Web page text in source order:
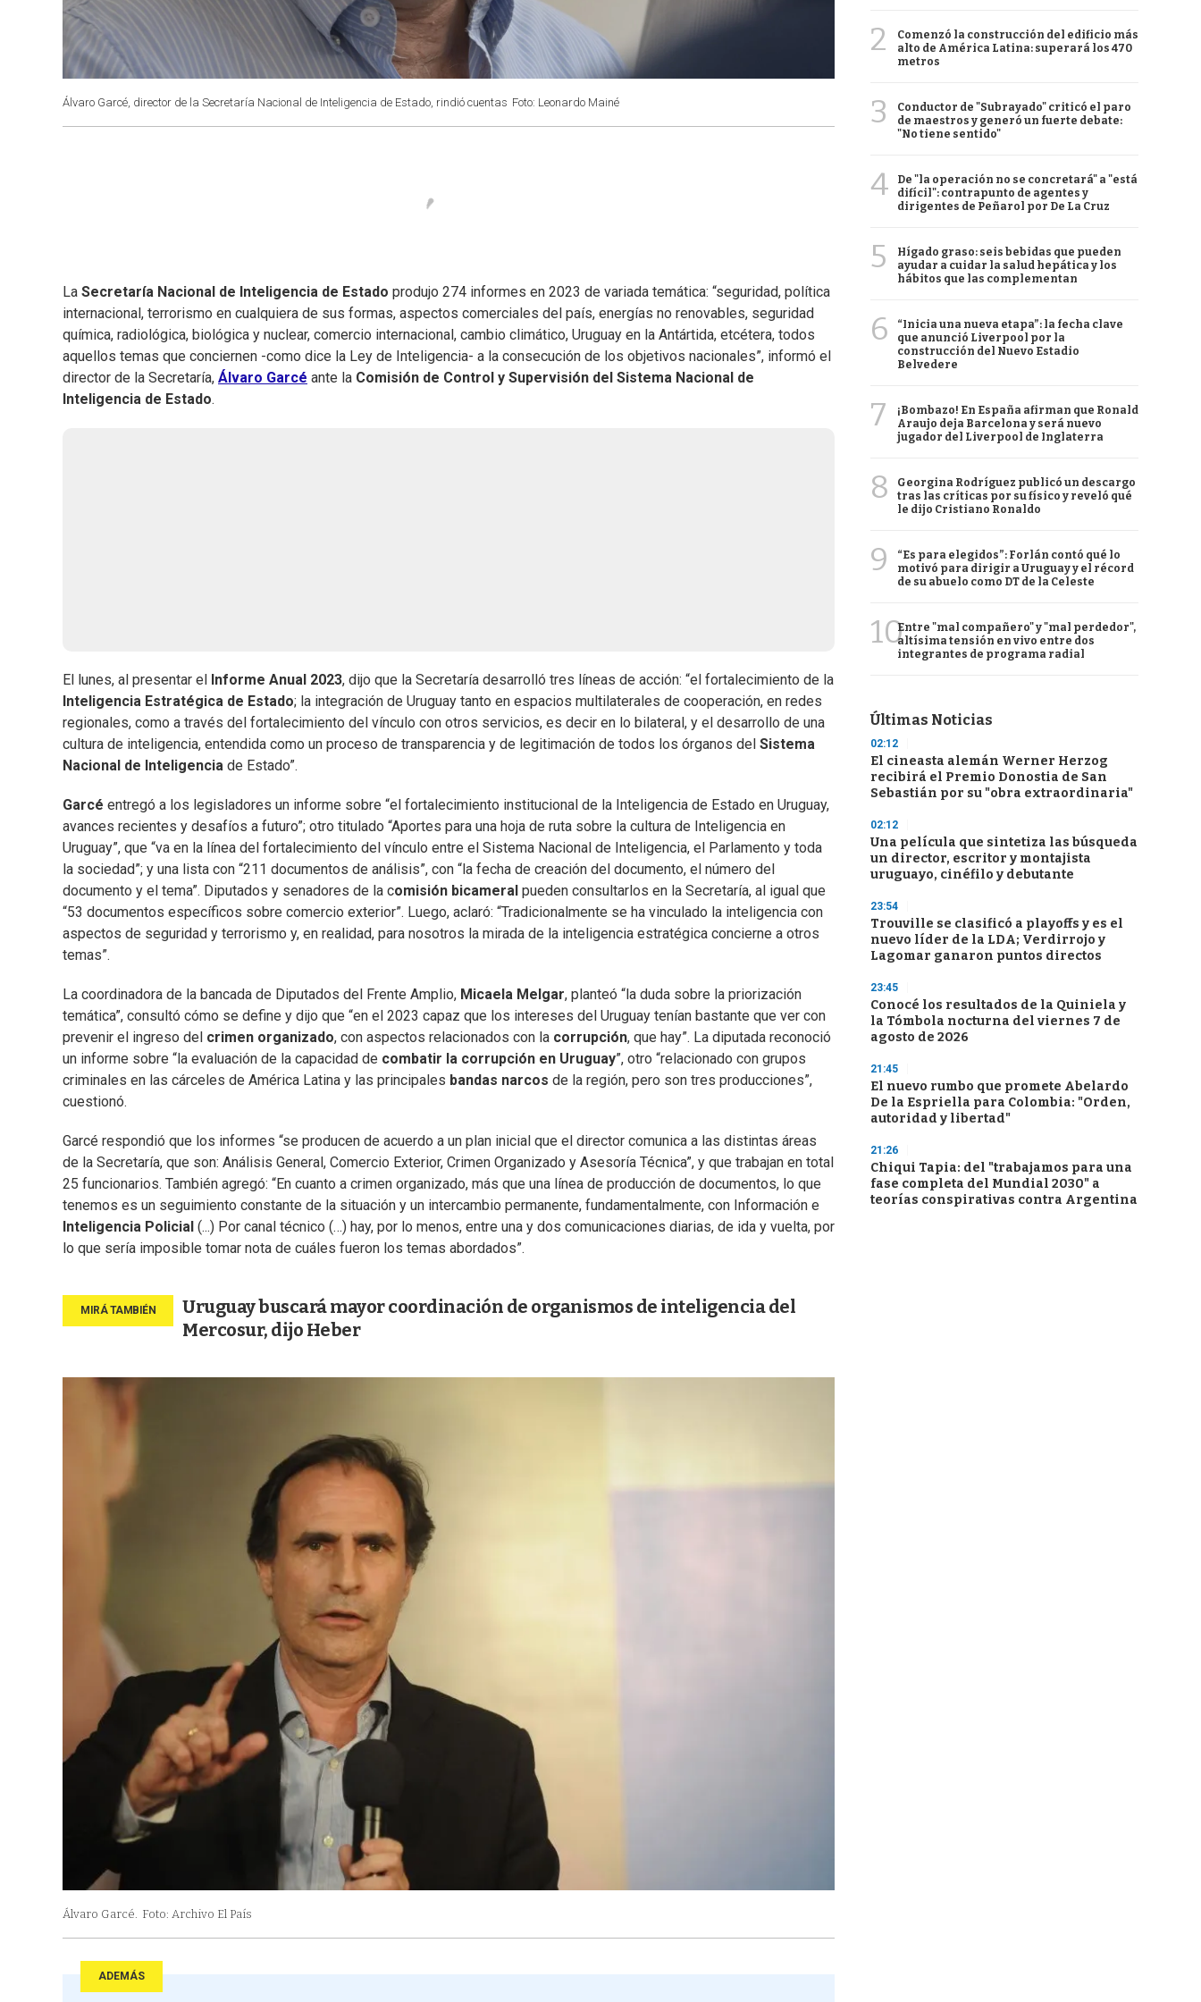
Álvaro Garcé, director de la Secretaría Nacional de Inteligencia de Estado, rindió cuentas Foto: Leonardo Mainé
La Secretaría Nacional de Inteligencia de Estado produjo 274 informes en 2023 de variada temática: “seguridad, política
internacional, terrorismo en cualquiera de sus formas, aspectos comerciales del país, energías no renovables, seguridad
química, radiológica, biológica y nuclear, comercio internacional, cambio climático, Uruguay en la Antártida, etcétera, todos
aquellos temas que conciernen -como dice la Ley de Inteligencia- a la consecución de los objetivos nacionales”, informó el
director de la Secretaría, Álvaro Garcé ante la Comisión de Control y Supervisión del Sistema Nacional de
Inteligencia de Estado.
El lunes, al presentar el Informe Anual 2023, dijo que la Secretaría desarrolló tres líneas de acción: “el fortalecimiento de la
Inteligencia Estratégica de Estado; la integración de Uruguay tanto en espacios multilaterales de cooperación, en redes
regionales, como a través del fortalecimiento del vínculo con otros servicios, es decir en lo bilateral, y el desarrollo de una
cultura de inteligencia, entendida como un proceso de transparencia y de legitimación de todos los órganos del Sistema
Nacional de Inteligencia de Estado”.
Garcé entregó a los legisladores un informe sobre “el fortalecimiento institucional de la Inteligencia de Estado en Uruguay,
avances recientes y desafíos a futuro”; otro titulado “Aportes para una hoja de ruta sobre la cultura de Inteligencia en
Uruguay”, que “va en la línea del fortalecimiento del vínculo entre el Sistema Nacional de Inteligencia, el Parlamento y toda
la sociedad”; y una lista con “211 documentos de análisis”, con “la fecha de creación del documento, el número del
documento y el tema”. Diputados y senadores de la comisión bicameral pueden consultarlos en la Secretaría, al igual que
“53 documentos específicos sobre comercio exterior”. Luego, aclaró: “Tradicionalmente se ha vinculado la inteligencia con
aspectos de seguridad y terrorismo y, en realidad, para nosotros la mirada de la inteligencia estratégica concierne a otros
temas”.
La coordinadora de la bancada de Diputados del Frente Amplio, Micaela Melgar, planteó “la duda sobre la priorización
temática”, consultó cómo se define y dijo que “en el 2023 capaz que los intereses del Uruguay tenían bastante que ver con
prevenir el ingreso del crimen organizado, con aspectos relacionados con la corrupción, que hay”. La diputada reconoció
un informe sobre “la evaluación de la capacidad de combatir la corrupción en Uruguay”, otro “relacionado con grupos
criminales en las cárceles de América Latina y las principales bandas narcos de la región, pero son tres producciones”,
cuestionó.
Garcé respondió que los informes “se producen de acuerdo a un plan inicial que el director comunica a las distintas áreas
de la Secretaría, que son: Análisis General, Comercio Exterior, Crimen Organizado y Asesoría Técnica”, y que trabajan en total
25 funcionarios. También agregó: “En cuanto a crimen organizado, más que una línea de producción de documentos, lo que
tenemos es un seguimiento constante de la situación y un intercambio permanente, fundamentalmente, con Información e
Inteligencia Policial (...) Por canal técnico (…) hay, por lo menos, entre una y dos comunicaciones diarias, de ida y vuelta, por
lo que sería imposible tomar nota de cuáles fueron los temas abordados”.
Uruguay buscará mayor coordinación de organismos de inteligencia del
Mercosur, dijo Heber
Álvaro Garcé. Foto: Archivo El País
ADEMÁS
2
Comenzó la construcción del edificio más
alto de América Latina: superará los 470
metros
3
Conductor de "Subrayado" criticó el paro
de maestros y generó un fuerte debate:
"No tiene sentido"
4
De "la operación no se concretará" a "está
difícil": contrapunto de agentes y
dirigentes de Peñarol por De La Cruz
5
Hígado graso: seis bebidas que pueden
ayudar a cuidar la salud hepática y los
hábitos que las complementan
6
“Inicia una nueva etapa”: la fecha clave
que anunció Liverpool por la
construcción del Nuevo Estadio
Belvedere
7
¡Bombazo! En España afirman que Ronald
Araujo deja Barcelona y será nuevo
jugador del Liverpool de Inglaterra
8
Georgina Rodríguez publicó un descargo
tras las críticas por su físico y reveló qué
le dijo Cristiano Ronaldo
9
“Es para elegidos”: Forlán contó qué lo
motivó para dirigir a Uruguay y el récord
de su abuelo como DT de la Celeste
10Entre "mal compañero" y "mal perdedor",
altísima tensión en vivo entre dos
integrantes de programa radial
Últimas Noticias
02:12
El cineasta alemán Werner Herzog
recibirá el Premio Donostia de San
Sebastián por su "obra extraordinaria"
02:12
Una película que sintetiza las búsqueda
un director, escritor y montajista
uruguayo, cinéfilo y debutante
23:54
Trouville se clasificó a playoffs y es el
nuevo líder de la LDA; Verdirrojo y
Lagomar ganaron puntos directos
23:45
Conocé los resultados de la Quiniela y
la Tómbola nocturna del viernes 7 de
agosto de 2026
21:45
El nuevo rumbo que promete Abelardo
De la Espriella para Colombia: "Orden,
autoridad y libertad"
21:26
Chiqui Tapia: del "trabajamos para una
fase completa del Mundial 2030" a
teorías conspirativas contra Argentina